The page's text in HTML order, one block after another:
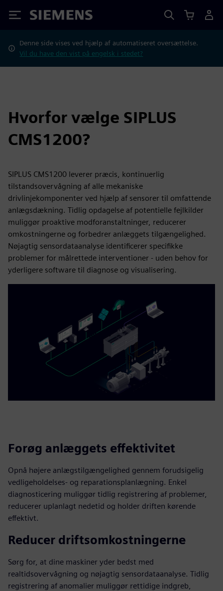
Siemens
Denne side vises ved hjælp af automatiseret oversættelse.
Vil du have den vist på engelsk i stedet?
Hvorfor vælge SIPLUS
CMS1200?
SIPLUS CMS1200 leverer præcis, kontinuerlig
tilstandsovervågning af alle mekaniske
drivlinjekomponenter ved hjælp af sensorer til omfattende
anlægsdækning. Tidlig opdagelse af potentielle fejlkilder
muliggør proaktive modforanstaltninger, reducerer
omkostningerne og forbedrer anlæggets tilgængelighed.
Nøjagtig sensordataanalyse identificerer specifikke
problemer for målrettede interventioner - uden behov for
yderligere software til diagnose og visualisering.
Forøg anlæggets effektivitet
Opnå højere anlægstilgængelighed gennem forudsigelig
vedligeholdelses- og reparationsplanlægning. Enkel
diagnosticering muliggør tidlig registrering af problemer,
reducerer uplanlagt nedetid og holder driften kørende
effektivt.
Reducer driftsomkostningerne
Sørg for, at dine maskiner yder bedst med
realtidsovervågning og nøjagtig sensordataanalyse. Tidlig
registrering af anomalier muliggør rettidige indgreb,